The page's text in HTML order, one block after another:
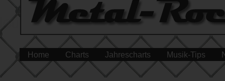
Home Charts Jahrescharts Musik-Tips